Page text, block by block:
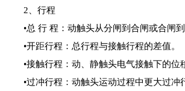
2、行程
•总 行 程：动触头从分闸到合闸或合闸
•开距行程：总行程与接触行程的差值。
•接触行程：动、静触头电气接触下的位
•过冲行程：动触头运动过程中更大过冲